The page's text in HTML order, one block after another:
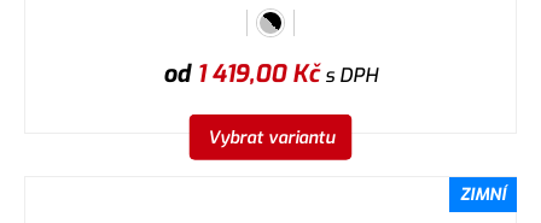
od 1 419,00Kčs DPH
Vybrat variantu
ZIMNÍ